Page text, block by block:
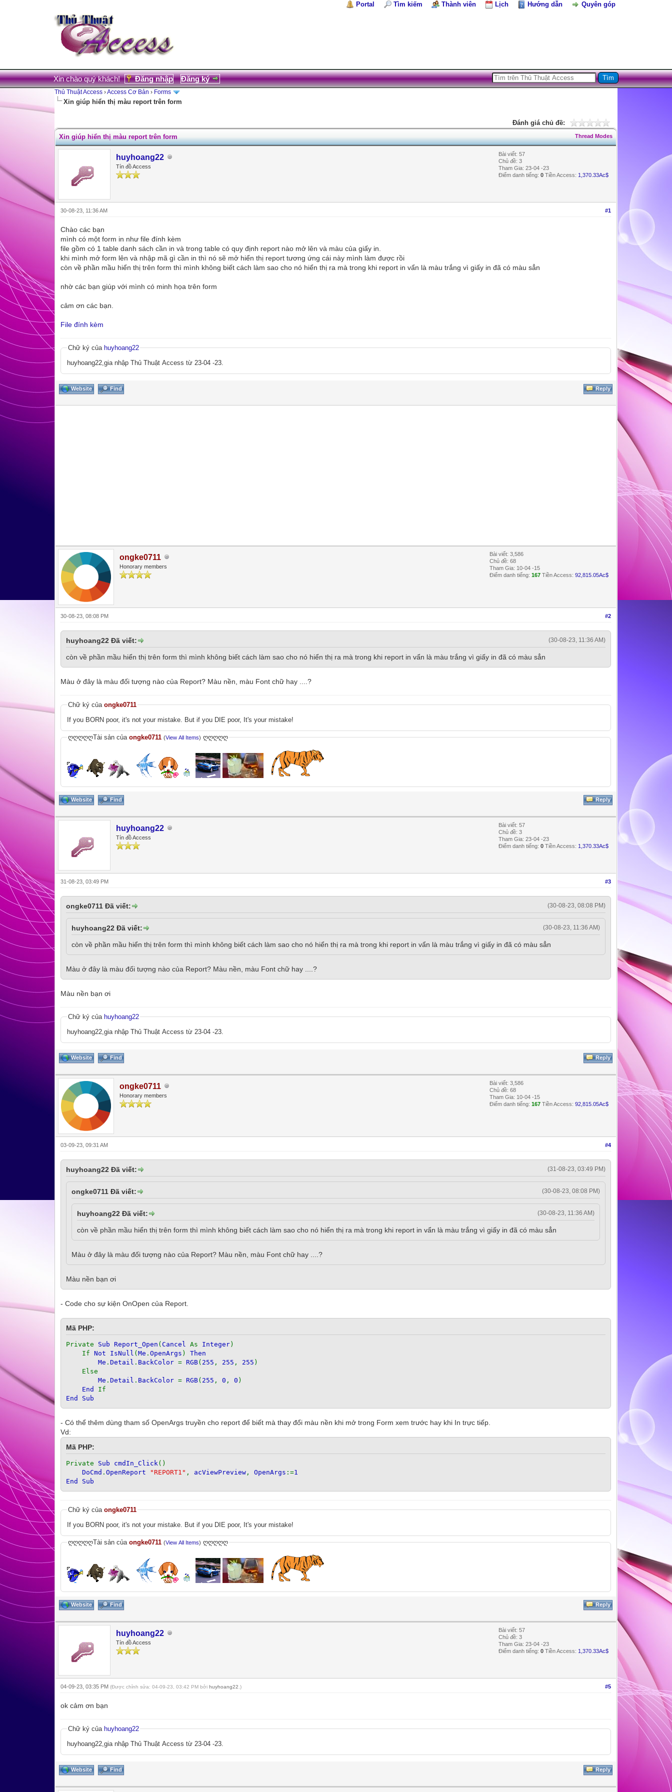
Portal Tìm kiếm Thành viên Lịch Hướng dẫn Quyên góp
Xin chào quý khách! Đăng nhập Đăng ký
Thủ Thuật Access ›Access Cơ Bản › Forms
Xin giúp hiển thị màu report trên form
Đánh giá chủ đề:
Thread Modes
Xin giúp hiển thị màu report trên form
huyhoang22
Tín đồ Access
Bài viết: 57
Chủ đề: 3
Tham Gia: 23-04 -23
Điểm danh tiếng:0 Tiền Access: 1,370.33Ac$
#1
30-08-23, 11:36 AM
Chào các bạn
mình có một form in như file đính kèm
file gồm có 1 table danh sách cần in và trong table có quy định report nào mở lên và màu của giấy in.
khi mình mở form lên và nhập mã gì cần in thì nó sẽ mở hiển thị report tương ứng cái này mình làm được rồi
còn về phần mầu hiển thị trên form thì mình không biết cách làm sao cho nó hiển thị ra mà trong khi report in vẩn là màu trắng vì giấy in đã có màu sẳn
nhờ các bạn giúp với mình có minh họa trên form
cảm ơn các bạn.
File đính kèm
Chữ ký của huyhoang22
huyhoang22,gia nhập Thủ Thuật Access từ 23-04 -23.
Website Find Reply
ongke0711
Honorary members
Bài viết: 3,586
Chủ đề: 68
Tham Gia: 10-04 -15
Điểm danh tiếng:167 Tiền Access: 92,815.05Ac$
#2
30-08-23, 08:08 PM
(30-08-23, 11:36 AM)
huyhoang22 Đã viết:
còn về phần mầu hiển thị trên form thì mình không biết cách làm sao cho nó hiển thị ra mà trong khi report in vẩn là màu trắng vì giấy in đã có màu sẳn
Màu ở đây là màu đối tượng nào của Report? Màu nền, màu Font chữ hay ....?
Chữ ký củaongke0711
If you BORN poor, it's not your mistake. But if you DIE poor, It's your mistake!
ღღღღღTài sản củaongke0711 (View All Items) ღღღღღ
Website Find Reply
huyhoang22
Tín đồ Access
Bài viết: 57
Chủ đề: 3
Tham Gia: 23-04 -23
Điểm danh tiếng:0 Tiền Access: 1,370.33Ac$
#3
31-08-23, 03:49 PM
(30-08-23, 08:08 PM)
ongke0711 Đã viết:
(30-08-23, 11:36 AM)
huyhoang22 Đã viết:
còn về phần mầu hiển thị trên form thì mình không biết cách làm sao cho nó hiển thị ra mà trong khi report in vẩn là màu trắng vì giấy in đã có màu sẳn
Màu ở đây là màu đối tượng nào của Report? Màu nền, màu Font chữ hay ....?
Màu nền bạn ơi
Chữ ký của huyhoang22
huyhoang22,gia nhập Thủ Thuật Access từ 23-04 -23.
Website Find Reply
ongke0711
Honorary members
Bài viết: 3,586
Chủ đề: 68
Tham Gia: 10-04 -15
Điểm danh tiếng:167 Tiền Access: 92,815.05Ac$
#4
03-09-23, 09:31 AM
(31-08-23, 03:49 PM)
huyhoang22 Đã viết:
(30-08-23, 08:08 PM)
ongke0711 Đã viết:
(30-08-23, 11:36 AM)
huyhoang22 Đã viết:
còn về phần mầu hiển thị trên form thì mình không biết cách làm sao cho nó hiển thị ra mà trong khi report in vẩn là màu trắng vì giấy in đã có màu sẳn
Màu ở đây là màu đối tượng nào của Report? Màu nền, màu Font chữ hay ....?
Màu nền bạn ơi
- Code cho sự kiện OnOpen của Report.
Mã PHP:
Private Sub Report_Open (CancelAs Integer )
IfNot IsNull (Me .OpenArgs )Then
Me .Detail . BackColor= RGB( 255 , 255 , 255 )
Else
Me .Detail . BackColor= RGB( 255 ,0 ,0 )
End If
End Sub
- Có thể thêm dùng tham số OpenArgs truyền cho report để biết mà thay đổi màu nền khi mở trong Form xem trước hay khi In trực tiếp.
Vd:
Mã PHP:
Private Sub cmdIn_Click ()
DoCmd .OpenReport "REPORT1" , acViewPreview ,OpenArgs :=1
End Sub
Chữ ký củaongke0711
If you BORN poor, it's not your mistake. But if you DIE poor, It's your mistake!
ღღღღღTài sản củaongke0711 (View All Items) ღღღღღ
Website Find Reply
huyhoang22
Tín đồ Access
Bài viết: 57
Chủ đề: 3
Tham Gia: 23-04 -23
Điểm danh tiếng:0 Tiền Access: 1,370.33Ac$
#5
04-09-23, 03:35 PM(Được chỉnh sửa: 04-09-23, 03:42 PM bởihuyhoang22 .)
ok cảm ơn bạn
Chữ ký của huyhoang22
huyhoang22,gia nhập Thủ Thuật Access từ 23-04 -23.
Website Find Reply